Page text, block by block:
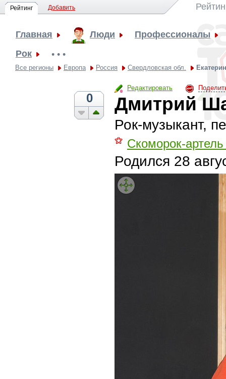
Рейтинг Добавить
Главная Люди
Профессионалы
Рок
• • •
Все регионы Европа Россия Свердловская обл.
Редактировать
0 Дмитрий
Рок-музыкант,
⚝ Скоморок-
Родился 28